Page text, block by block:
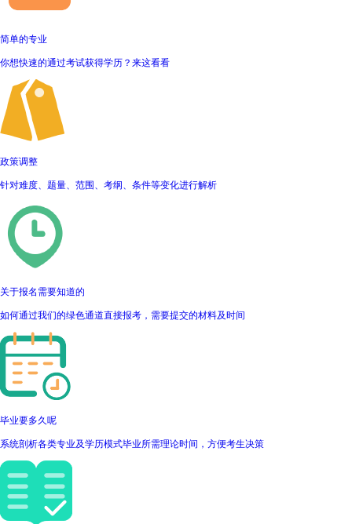
简单的专业
你想快速的通过考试获得学历？来这看看
政策调整
针对难度、题量、范围、考纲、条件等变化进行解析
关于报名需要知道的
如何通过我们的绿色通道直接报考，需要提交的材料及时间
毕业要多久呢
系统剖析各类专业及学历模式毕业所需理论时间，方便考生决策